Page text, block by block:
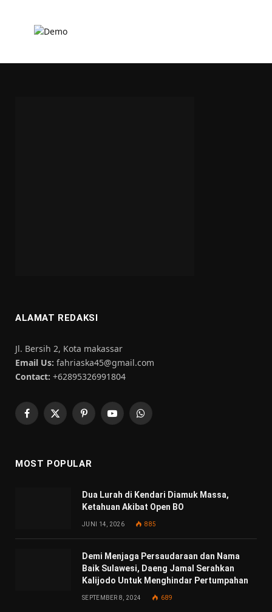
ALAMAT REDAKSI
Jl. Bersih 2, Kota makassar
Email Us: fahriaska45@gmail.com
Contact: +62895326991804
Facebook
X
PinterestYouTubeWhatsApp
MOST POPULAR
Dua Lurah di Kendari Diamuk Massa,
Ketahuan Akibat Open BO
JUNI 14, 2026 885
Demi Menjaga Persaudaraan dan Nama
Baik Sulawesi, Daeng Jamal Serahkan
Kalijodo Untuk Menghindar Pertumpahan
SEPTEMBER 8, 2024 689